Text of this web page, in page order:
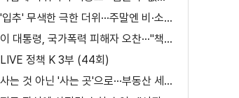
'입추' 무색한 극한 더위···주말엔 비·소나기
이 대통령, 국가폭력 피해자 오찬···"책임지고 치유"
LIVE 정책 K 3부 (44회)
사는 것 아닌 '사는 곳'으로···부동산 세제 판 바꾼다